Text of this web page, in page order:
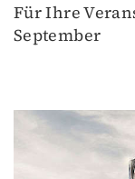
Für Ihre
September